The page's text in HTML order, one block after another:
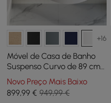
+16
Móvel de Casa de Banho
Suspenso Curvo de 89 cm
com Lavatório e
Arrumação
Novo Preço Mais Baixo
899,99 € 949,99 €